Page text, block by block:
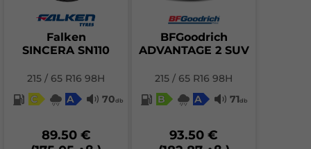
Falken
SINCERA SN110
215 / 65 R16 98H
C
A 70db
89.50 €
BFGoodrich
ADVANTAGE 2 SUV
215 / 65 R16 98H
B
A 71db
93.50 €